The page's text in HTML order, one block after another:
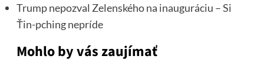
Trump nepozval Zelenského na inauguráciu – Si
Ťin-pching nepríde
Mohlo by vás zaujímať